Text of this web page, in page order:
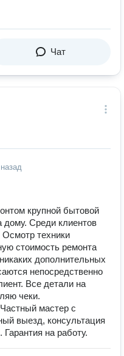
Чат
крупной бытовой
дому. Среди клиентов
техники
стоимость ремонта
дополнительных
непосредственно
Все детали на
чеки.
мастер с
выезд, консультация
на работу.